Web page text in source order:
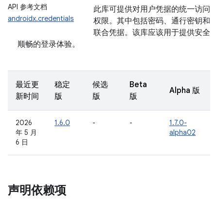
API 参考文档
androidx.credentials
此库可提供对用户凭据的统一访问
权限。其中包括密码、通行密钥和
联合凭据。该库应该用于提供安全
顺畅的登录体验。
最近更
新时间
稳定
版
候选
版
Beta
版
Alpha 版
2026
年 5 月
6 日
1.6.0 - -
1.7.0-
alpha02
声明依赖项